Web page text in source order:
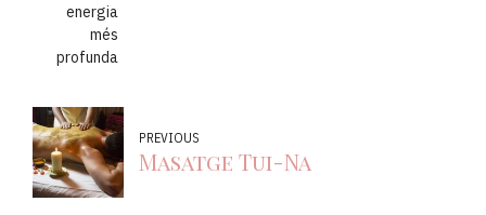
energia
més
profunda
PREVIOUS
Masatge Tui-Na